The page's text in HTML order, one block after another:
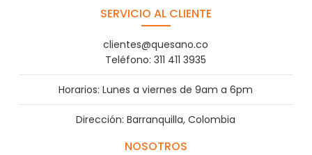
SERVICIO AL CLIENTE
clientes@quesano.co
Teléfono: 311 411 3935
Horarios: Lunes a viernes de 9am a 6pm
Dirección: Barranquilla, Colombia
NOSOTROS